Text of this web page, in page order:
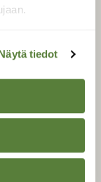
tiedot
juttua
-lehden
Suomen
.